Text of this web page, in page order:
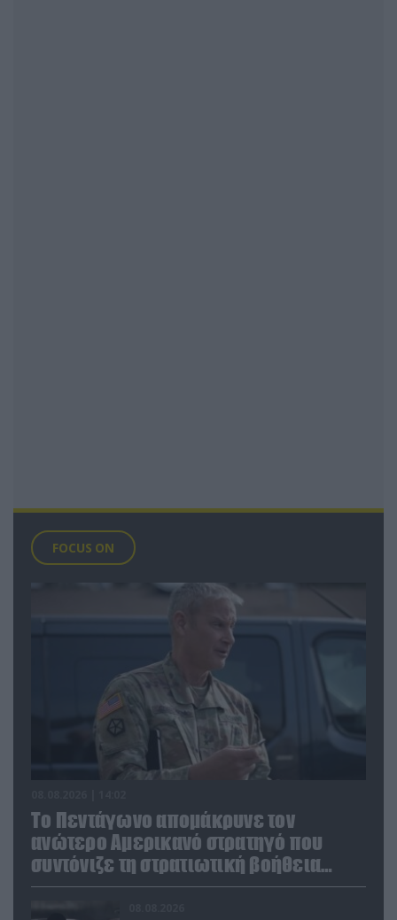
FOCUS ON
Το Πεντάγωνο απομάκρυνε τον
ανώτερο Αμερικανό στρατηγό που
συντόνιζε τη στρατιωτική βοήθεια
προς την Ουκρανία